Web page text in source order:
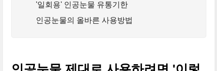
'일회용' 인공눈물 유통기한
인공눈물의 올바른 사용방법